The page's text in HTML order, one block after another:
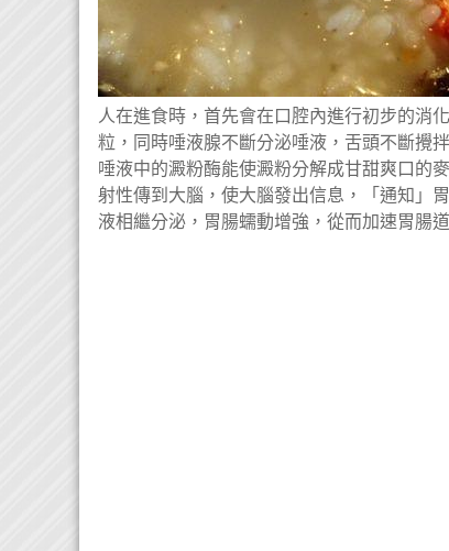
人在進食時，首先會在口腔內進行初步的消
粒，同時唾液腺不斷分泌唾液，舌頭不斷攪
唾液中的澱粉酶能使澱粉分解成甘甜爽口的
射性傳到 大腦 ，使大腦發出信息，「通知」
液相繼分泌，胃腸蠕動增強，從而加速胃腸